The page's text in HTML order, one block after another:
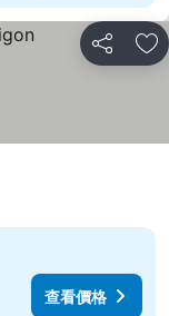
分享 加
查看價格